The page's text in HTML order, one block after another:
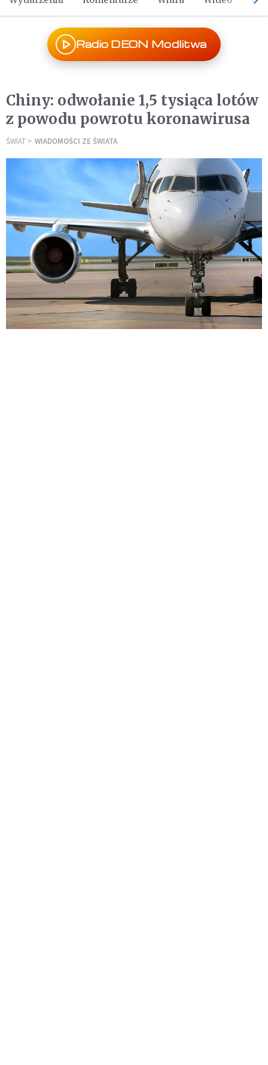
Radio DEON Modlitwa
Chiny: odwołanie 1,5 tysiąca lotów
z powodu powrotu koronawirusa
ŚWIAT WIADOMOŚCI ZE ŚWIATA